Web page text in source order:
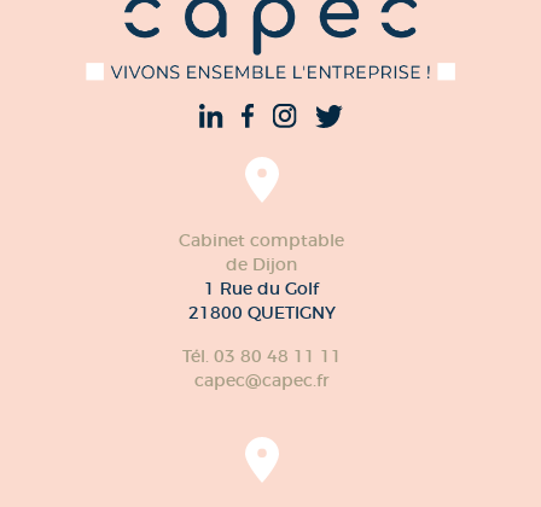
Cabinet comptable
de Dijon
1 Rue du Golf
21800 QUETIGNY
Tél. 03 80 48 11 11
capec@capec.fr